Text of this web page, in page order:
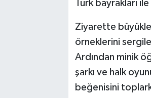
Türk bayrakları
Ziyarette
örneklerini
Ardından minik
şarkı ve halk
beğenisini